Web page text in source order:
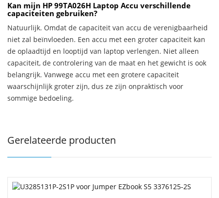
Kan mijn HP 99TA026H Laptop Accu verschillende
capaciteiten gebruiken?
Natuurlijk. Omdat de capaciteit van accu de verenigbaarheid
niet zal beïnvloeden. Een accu met een groter capaciteit kan
de oplaadtijd en looptijd van laptop verlengen. Niet alleen
capaciteit, de controlering van de maat en het gewicht is ook
belangrijk. Vanwege accu met een grotere capaciteit
waarschijnlijk groter zijn, dus ze zijn onpraktisch voor
sommige bedoeling.
Gerelateerde producten